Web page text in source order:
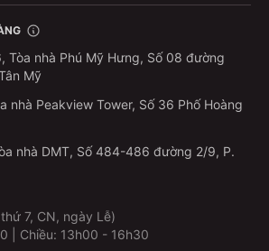
hủy vé?Gọi tổng đài:1900 54 54
bao lâu để giữ chỗ?
đúng giờ và chọn được vị trí ưng ý,
vé thường hết sớm nên càng đặt
Tòa nhà Phú Mỹ Hưng, Số 08 đường
Mỹ
nhà Peakview Tower, Số 36 Phố Hoàng
nhà DMT, Số 484-486 đường 2/9, P.
7, CN, ngày Lễ)
| Chiều: 13h00 - 16h30